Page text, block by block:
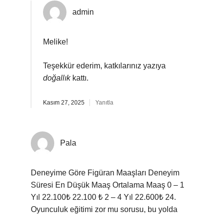
admin
Melike!
Teşekkür ederim, katkılarınız yazıya
doğallıkkattı.
Kasım 27, 2025 Yanıtla
Pala
Deneyime Göre Figüran Maaşları Deneyim
Süresi En Düşük Maaş Ortalama Maaş 0 – 1
Yıl 22.100₺ 22.100 ₺ 2 – 4 Yıl 22.600₺ 24.
Oyunculuk eğitimi zor mu sorusu, bu yolda